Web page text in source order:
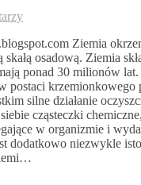
Ziemia
skałą osadową. Ziemia
ponad 30 milionów
postaci krzemionkowego
silne działanie
cząsteczki
w organizmie i
dodatkowo niezwykle